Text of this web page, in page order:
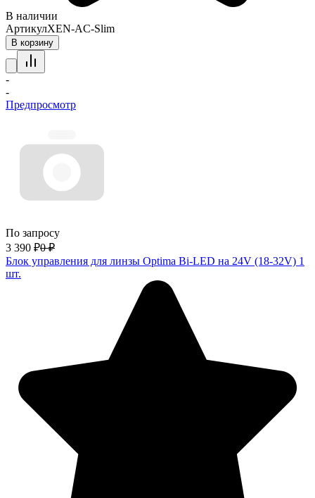
В наличии
АртикулXEN-AC-Slim
В корзину
-
-
Предпросмотр
По запросу
3 390 ₽0 ₽
Блок управления для линзы Optima Bi-LED на 24V (18-32V) 1
шт.